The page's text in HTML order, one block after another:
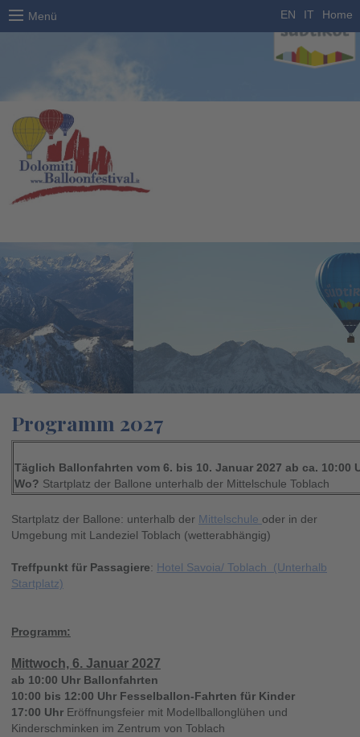
Home
IT
EN
Menü
Programm 2027
Täglich Ballonfahrten vom 6. bis 10. Januar 2027 ab ca. 10:00
Wo? Startplatz der Ballone unterhalb der Mittelschule Toblach
Startplatz der Ballone: unterhalb der Mittelschule oder in der
Umgebung mit Landeziel Toblach (wetterabhängig)
Treffpunkt für Passagiere: Hotel Savoia/ Toblach (Unterhalb
Startplatz)
Programm:
Mittwoch, 6. Januar 2027
ab 10:00 Uhr Ballonfahrten
10:00 bis 12:00 Uhr Fesselballon-Fahrten für Kinder
17:00 Uhr Eröffnungsfeier mit Modellballonglühen und
Kinderschminken im Zentrum von Toblach